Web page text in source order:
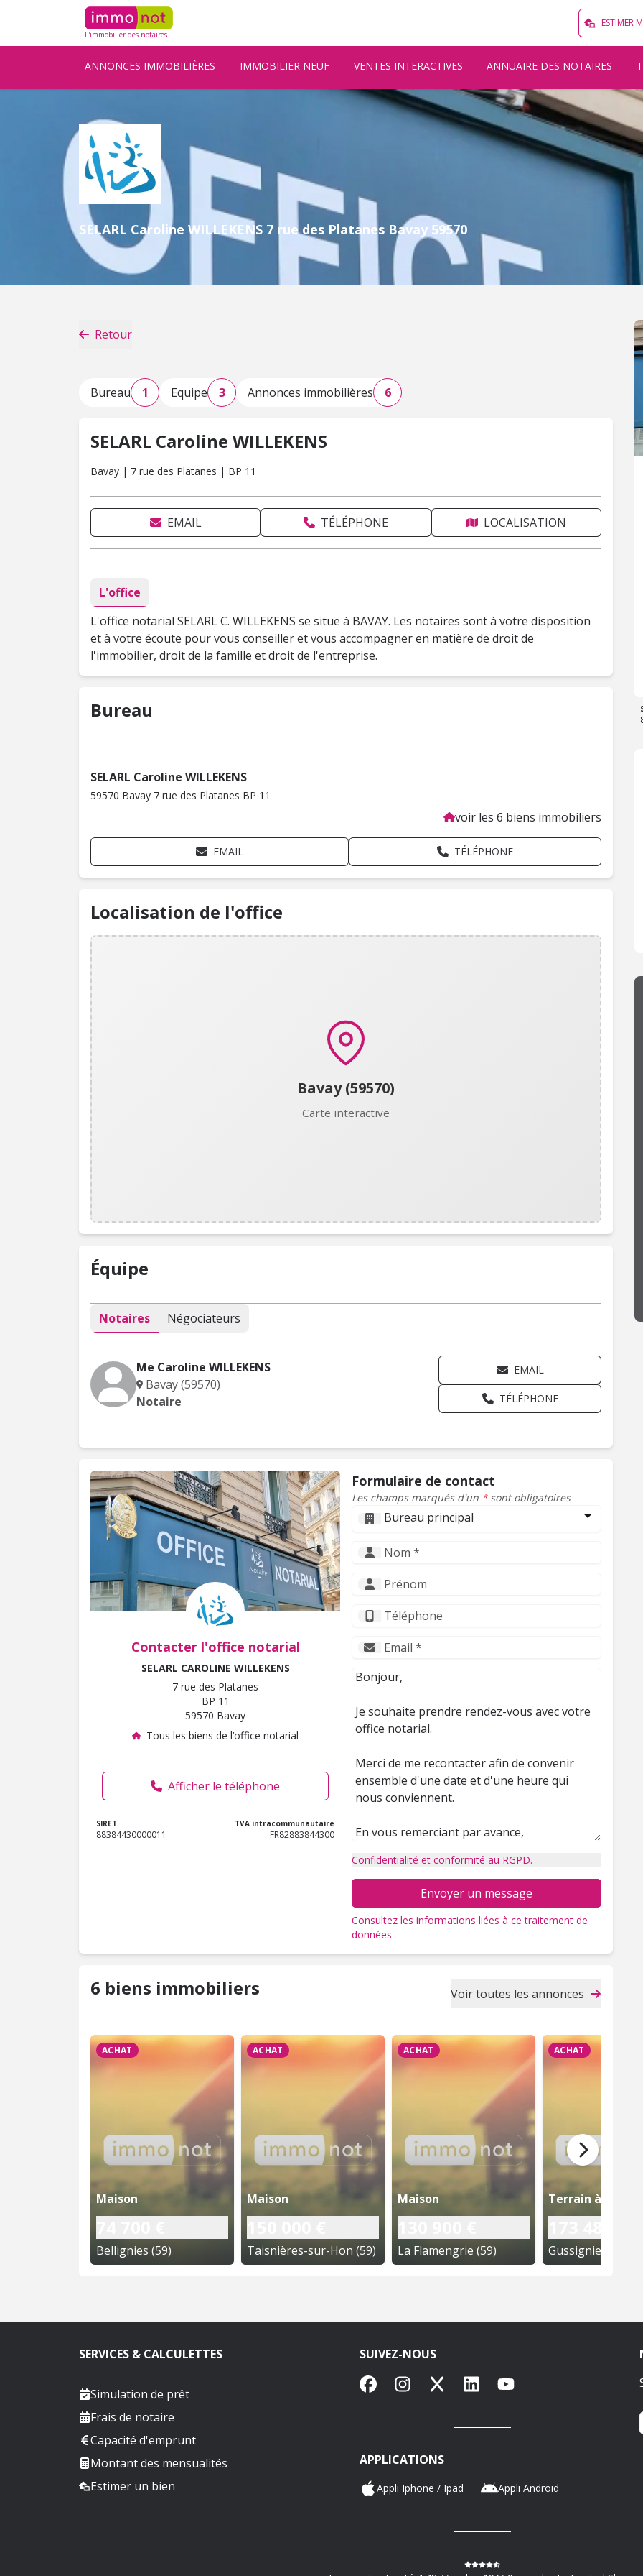
L'immobilier des notaires
ESTIMER
ANNONCES IMMOBILIÈRES IMMOBILIER NEUF VENTES INTERACTIVES ANNUAIRE DES NOTAIRES
SELARL Caroline WILLEKENS 7 rue des Platanes Bavay 59570
Retour
Bureau 1 Equipe 3 Annonces immobilières 6
SELARL Caroline WILLEKENS
Bavay | 7 rue des Platanes | BP 11
EMAIL TÉLÉPHONE LOCALISATION
L'office
L'office notarial SELARL C. WILLEKENS se situe à BAVAY. Les notaires sont à votre disposition
et à votre écoute pour vous conseiller et vous accompagner en matière de droit de
l'immobilier, droit de la famille et droit de l'entreprise.
Bureau
SELARL Caroline WILLEKENS
59570 Bavay 7 rue des Platanes BP 11
voir les 6 biens immobiliers
EMAIL TÉLÉPHONE
Localisation de l'office
Bavay (59570)
Carte interactive
Équipe
Notaires Négociateurs
Me Caroline WILLEKENS
Bavay (59570)
Notaire
EMAIL
TÉLÉPHONE
Contacter l'office notarial
SELARL CAROLINE WILLEKENS
7 rue des Platanes
BP 11
59570 Bavay
Tous les biens de l’office notarial
Afficher le téléphone
SIRET
88384430000011
TVA intracommunautaire
FR82883844300
Formulaire de contact
Les champs marqués d'un *sont obligatoires
Bureau principal
Confidentialité et conformité au RGPD.
Envoyer un message
Consultez les informations liées à ce traitement de
données
6 biens immobiliers Voir toutes les annonces
ACHAT
Maison
Bellignies (59)
ACHAT
Maison
Taisnières-sur-Hon (59)
ACHAT
Maison
La Flamengrie (59)
ACHAT
Terrain à bâtir
Gussignies (59)
SERVICES & CALCULETTES
Simulation de prêt
Frais de notaire
Capacité d'emprunt
Montant des mensualités
Estimer un bien
SUIVEZ-NOUS
FacebookInstagram
X LinkedInYouTube
APPLICATIONS
Appli Iphone / Ipad Appli Android